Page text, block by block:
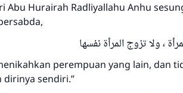
Abu Hurairah Radliyallahu Anhu
، ولا تزوج المرأة نفسها
perempuan yang lain, dan
sendiri.”
110845 menyelamatkan
pernikahan.
memberikan jawaban untuk umat